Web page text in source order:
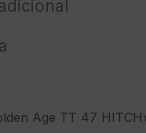
Age TT 47